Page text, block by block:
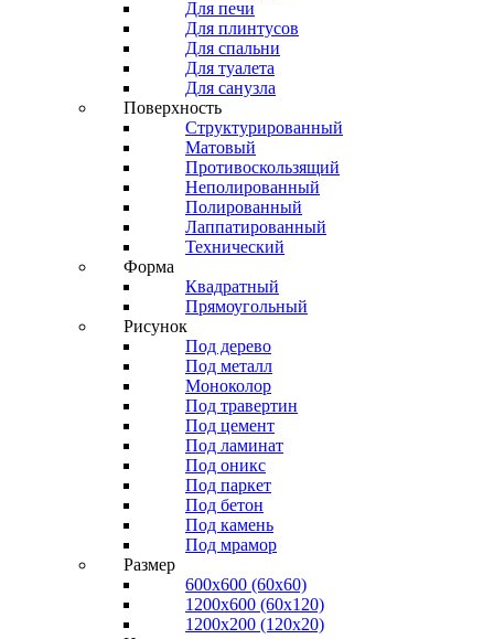
Для печи
Для плинтусов
Для спальни
Для туалета
Для санузла
Поверхность
Структурированный
Матовый
Противоскользящий
Неполированный
Полированный
Лаппатированный
Технический
Форма
Квадратный
Прямоугольный
Рисунок
Под дерево
Под металл
Моноколор
Под травертин
Под цемент
Под ламинат
Под оникс
Под паркет
Под бетон
Под камень
Под мрамор
Размер
600х600 (60х60)
1200х600 (60х120)
1200х200 (120x20)